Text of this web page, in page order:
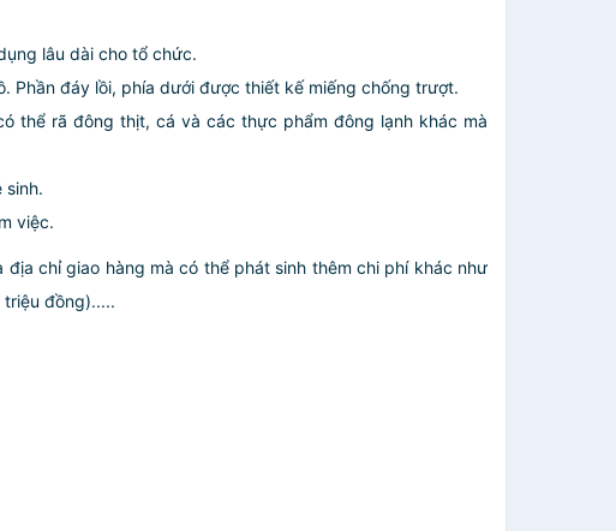
lâu dài cho tổ chức.
Phần đáy lồi, phía dưới được thiết kế miếng chống trượt.
thể rã đông thịt, cá và các thực phẩm đông lạnh khác mà
sinh.
việc.
chỉ giao hàng mà có thể phát sinh thêm chi phí khác như
đồng).....